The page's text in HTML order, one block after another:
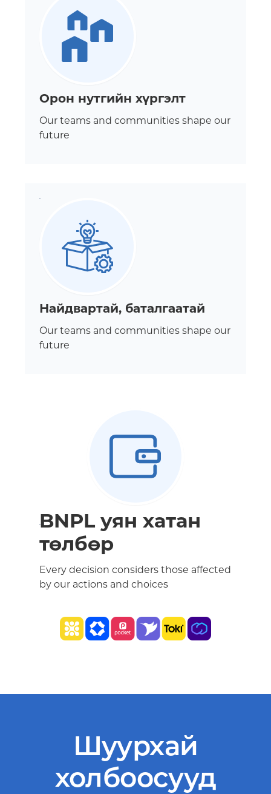
Орон нутгийн хүргэлт
Our teams and communities shape our
future
Найдвартай, баталгаатай
Our teams and communities shape our
future
BNPL уян хатан
төлбөр
Every decision considers those affected
by our actions and choices
Шуурхай
холбоосууд